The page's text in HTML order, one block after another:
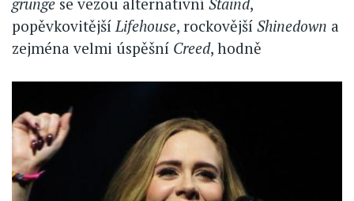
popěvkovitější Lifehouse, rockovější Shinedown a
zejména velmi úspěšní Creed, hodně